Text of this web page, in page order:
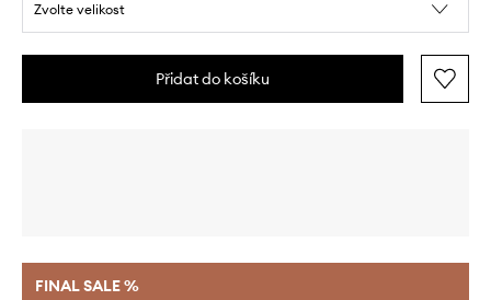
Zvolte velikost
Přidat do košíku
FINAL SALE %